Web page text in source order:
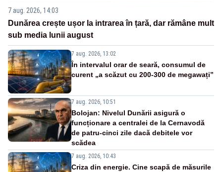
7 aug. 2026, 14:03
Dunărea crește ușor la intrarea în țară, dar rămâne mult
sub media lunii august
7 aug. 2026, 13:02
În intervalul orar de seară, consumul de
curent „a scăzut cu 200-300 de megawați”
7 aug. 2026, 10:51
Bolojan: Nivelul Dunării asigură o
funcționare a centralei de la Cernavodă
de patru-cinci zile dacă debitele vor
scădea
7 aug. 2026, 10:43
Criza din energie. Cine scapă de măsurile